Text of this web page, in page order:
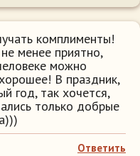
комплименты!
менее приятно,
можно
В праздник,
год, так хочется,
только добрые
Ответить